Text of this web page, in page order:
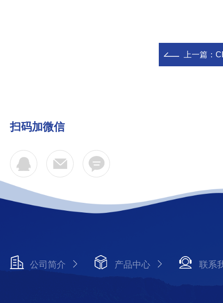
上一篇：
扫码加微信
公司简介 产品中心 联系